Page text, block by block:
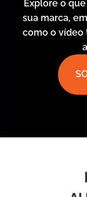
Explore o
sua marca,
como o vídeo